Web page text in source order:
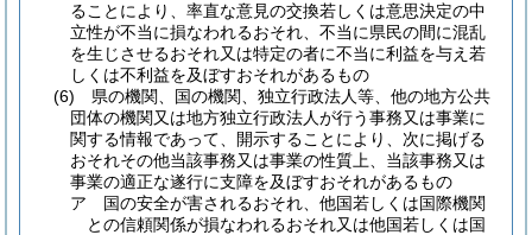
ることにより、率直な意見の交換若しくは意思決定の中
立性が不当に損なわれるおそれ、不当に県民の間に混乱
を生じさせるおそれ又は特定の者に不当に利益を与え若
しくは不利益を及ぼすおそれがあるもの
(6)
県の機関、国の機関、独立行政法人等、他の地方公共
団体の機関又は地方独立行政法人が行う事務又は事業に
関する情報であって、開示することにより、次に掲げる
おそれその他当該事務又は事業の性質上、当該事務又は
事業の適正な遂行に支障を及ぼすおそれがあるもの
ア
国の安全が害されるおそれ、他国若しくは国際機関
との信頼関係が損なわれるおそれ又は他国若しくは国